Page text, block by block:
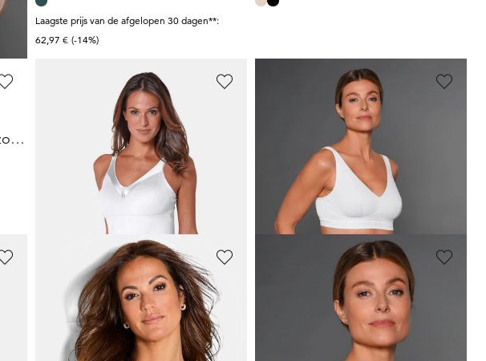
Laagste prijs van de afgelopen 30 dagen**:
62,97 € (-14%)
Zachte beha met katoen en zonder beugel
NATURANA
Vormgevende body
69,95 €
Laagste prijs van de afgelopen 30 dagen**:
29,95 €
Laagste prijs van de afgelopen 30 dagen**:
23,95 €
(-12%)
NATURANA
T-shirt-BH zonder beugels
26,97 €44,95 €
NATURANA